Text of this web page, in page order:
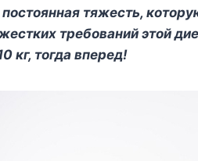
тяжесть,
требований этой
кг, тогда вперед!